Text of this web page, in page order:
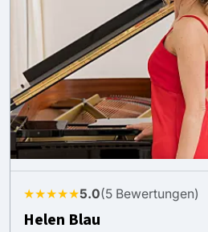
★★★★★5.0(5 Bewertungen)
Helen Blau